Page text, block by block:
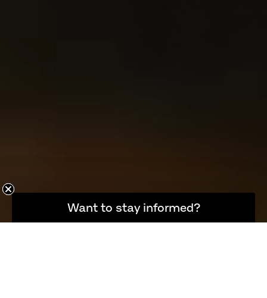
Hold dig opdateret
Want to stay informed?